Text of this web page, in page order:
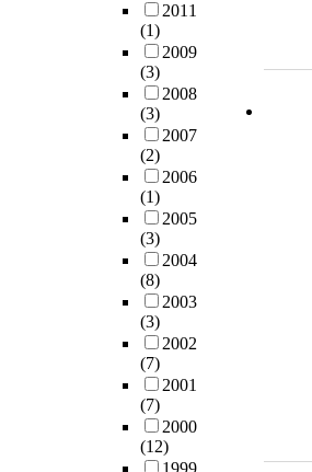
2011
(1)
2009
(3)
2008
(3)
2007
(2)
2006
(1)
2005
(3)
2004
(8)
2003
(3)
2002
(7)
2001
(7)
2000
(12)